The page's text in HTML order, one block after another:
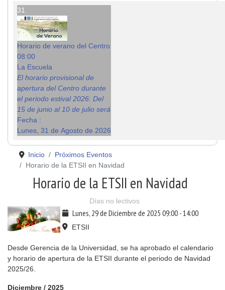
31
Horario de verano del Centro
08:00
La Escuela
El horario provisional de
apertura del Centro durante
el periodo estival 2026: Del
15 de junio al 10 de julio será
Fecha :
Lunes, 31 de Agosto de 2026
Inicio
Próximos Eventos
Horario de la ETSII en Navidad
Horario de la ETSII en Navidad
Días no lectivos
Lunes, 29 de Diciembre de 2025 09:00-14:00
ETSII
Desde Gerencia de la Universidad, se ha aprobado el calendario
y horario de apertura de la ETSII durante el periodo de Navidad
2025/26.
Diciembre / 2025